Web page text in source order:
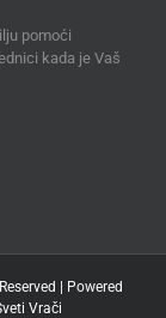
pomoći
kada je Vaš
| Powered
Vrači